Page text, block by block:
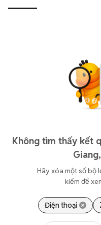
Không tìm thấy kết
Hãy xóa một số bộ
kiếm để
Điện thoại